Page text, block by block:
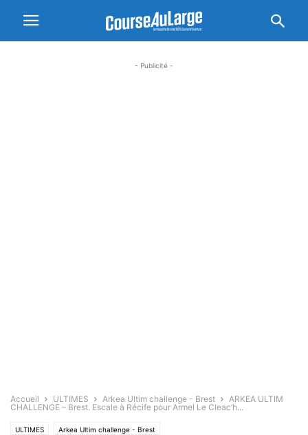
- Publicité -
Accueil ULTIMES Arkea Ultim challenge - Brest
ARKEA ULTIM
CHALLENGE – Brest. Escale à Récife pour Armel Le Cleac’h...
ULTIMES Arkea Ultim challenge - Brest